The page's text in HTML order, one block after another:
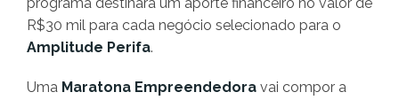
R$30 mil para cada negócio selecionado para o
Amplitude Perifa.
Uma Maratona Empreendedora vai compor a